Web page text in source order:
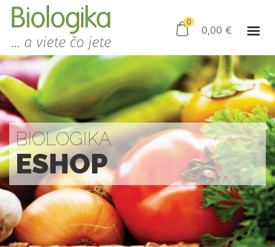
ESHOP
AKO NAKUPOVAŤ
KAMENNÝ OBCHOD
KONTAKT
0
0,00 €
PRIHLÁSENIE
BIOLOGIKA
ESHOP